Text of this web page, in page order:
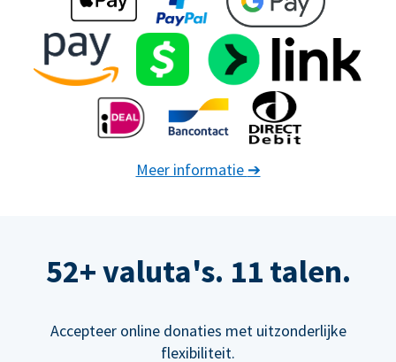
Meer informatie ➔
52+ valuta's. 11 talen.
Accepteer online donaties met uitzonderlijke
flexibiliteit.